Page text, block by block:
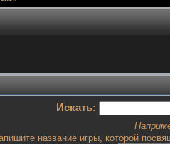
Искать:
название игры, которой